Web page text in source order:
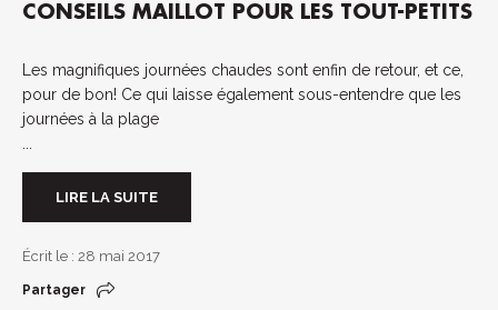
CONSEILS MAILLOT POUR LES TOUT-PETITS
Les magnifiques journées chaudes sont enfin de retour, et ce,
pour de bon! Ce qui laisse également sous-entendre que les
journées à la plage
LIRE LA SUITE
Écrit le : 28 mai 2017
Partager